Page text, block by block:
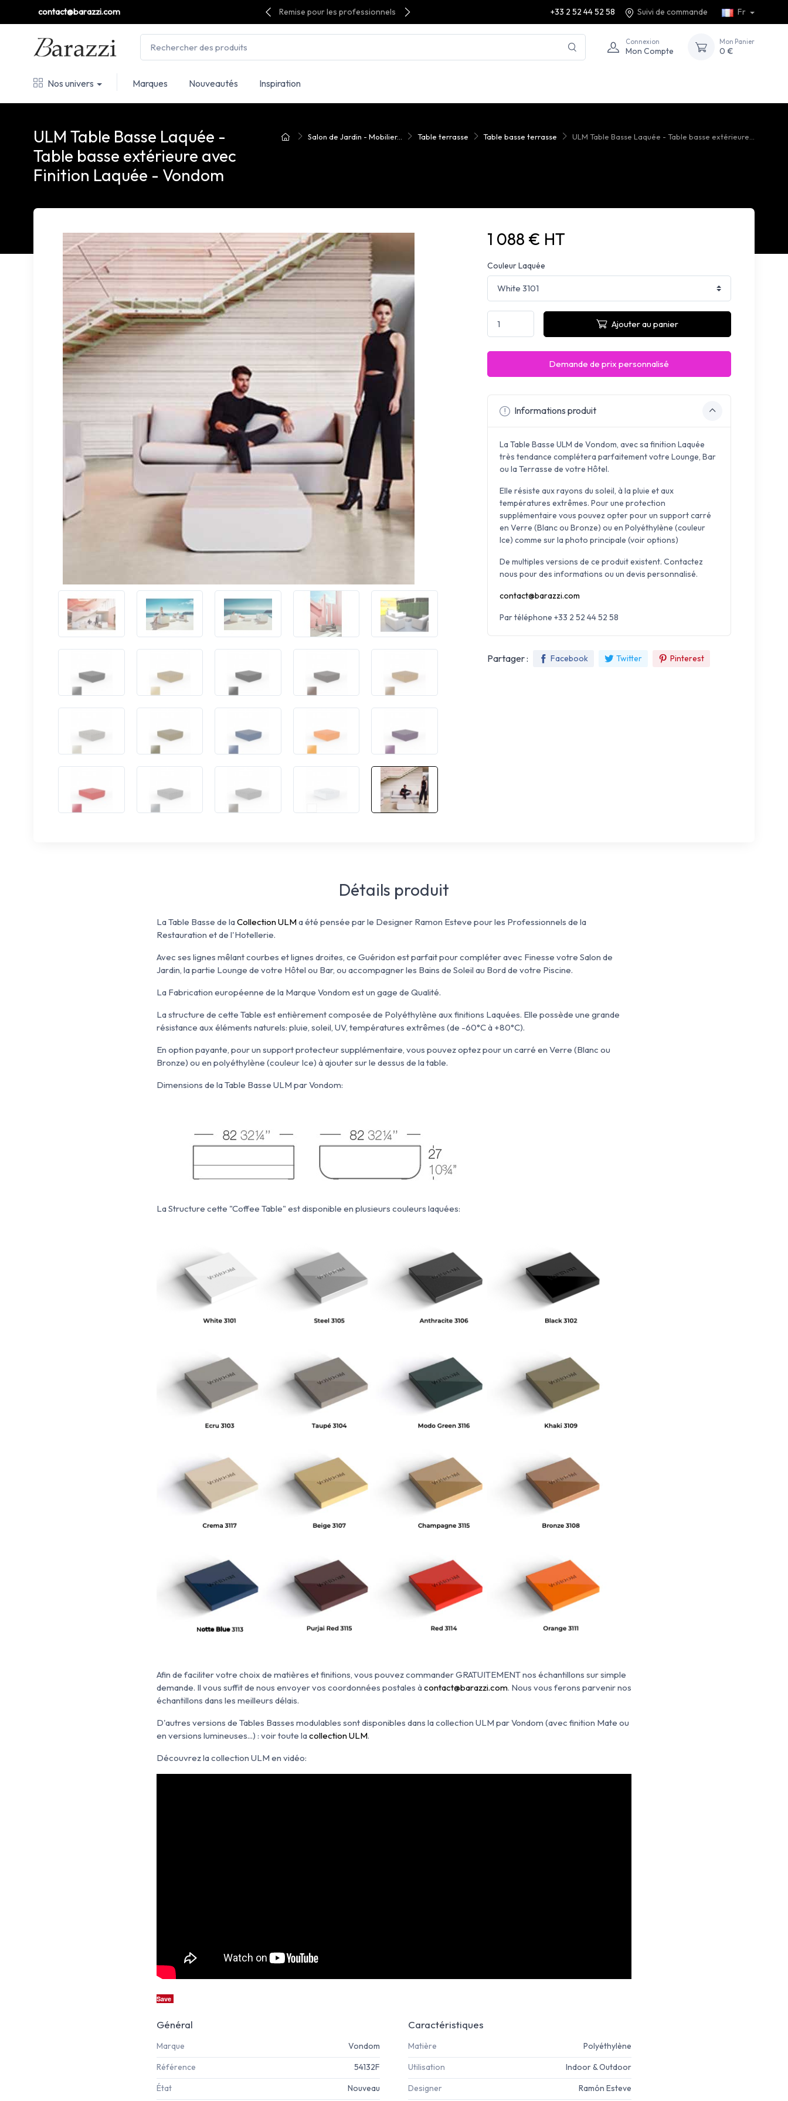
contact@barazzi.com Remise pour les professionnels +33 2 52 44 52 58 Suivi de commande Fr
Connexion
Mon Compte
Mon Panier
0 €
Nos univers Marques Nouveautés Inspiration
Salon de Jardin - Mobilier... Table terrasse Table basse terrasse ULM Table Basse Laquée - Table basse extérieure...
ULM Table Basse Laquée -
Table basse extérieure avec
Finition Laquée - Vondom
1 088 € HT
Couleur Laquée
Ajouter au panier
Demande de prix personnalisé
Informations produit
La Table Basse ULM de Vondom, avec sa finition Laquée
très tendance complétera parfaitement votre Lounge, Bar
ou la Terrasse de votre Hôtel.
Elle résiste aux rayons du soleil, à la pluie et aux
températures extrêmes. Pour une protection
supplémentaire vous pouvez opter pour un support carré
en Verre (Blanc ou Bronze) ou en Polyéthylène (couleur
Ice) comme sur la photo principale (voir options)
De multiples versions de ce produit existent. Contactez
nous pour des informations ou un devis personnalisé.
contact@barazzi.com
Par téléphone +33 2 52 44 52 58
Partager : Facebook Twitter Pinterest
Détails produit
La Table Basse de laCollection ULMa été pensée par le Designer Ramon Esteve pour les Professionnels de la
Restauration et de l'Hotellerie.
Avec ses lignes mêlant courbes et lignes droites, ce Guéridon est parfait pour compléter avec Finesse votre Salon de
Jardin, la partie Lounge de votre Hôtel ou Bar, ou accompagner les Bains de Soleil au Bord de votre Piscine.
La Fabrication européenne de la Marque Vondom est un gage de Qualité.
La structure de cette Table est entièrement composée de Polyéthylène aux finitions Laquées. Elle possède une grande
résistance aux éléments naturels: pluie, soleil, UV, températures extrêmes (de -60°C à +80°C).
En option payante, pour un support protecteur supplémentaire, vous pouvez optez pour un carré en Verre (Blanc ou
Bronze) ou en polyéthylène (couleur Ice) à ajouter sur le dessus de la table.
Dimensions de la Table Basse ULM par Vondom:
La Structure cette "Coffee Table" est disponible en plusieurs couleurs laquées:
Afin de faciliter votre choix de matières et finitions, vous pouvez commander GRATUITEMENT nos échantillons sur simple
demande. Il vous suffit de nous envoyer vos coordonnées postales àcontact@barazzi.com. Nous vous ferons parvenir nos
échantillons dans les meilleurs délais.
D'autres versions de Tables Basses modulables sont disponibles dans la collection ULM par Vondom (avec finition Mate ou
en versions lumineuses...) : voir toute lacollection ULM.
Découvrez la collection ULM en vidéo:
Save
Général
Marque Vondom
Référence 54132F
État Nouveau
Caractéristiques
Matière Polyéthylène
Utilisation Indoor & Outdoor
Designer Ramón Esteve